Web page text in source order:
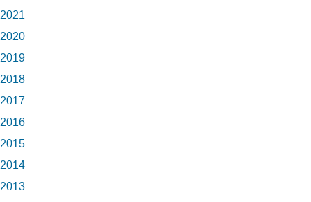
2021
2020
2019
2018
2017
2016
2015
2014
2013